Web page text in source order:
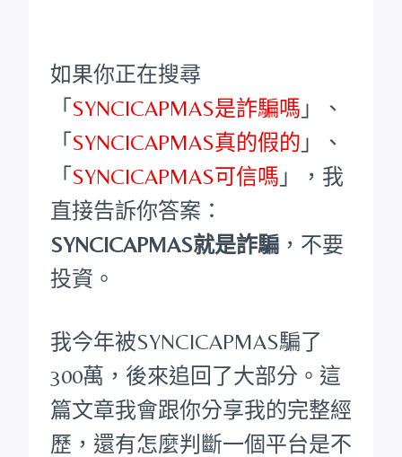
如果你正在搜尋
「 SYNCICAPMAS是詐騙嗎 」、
「 SYNCICAPMAS真的假的 」、
「 SYNCICAPMAS可信嗎 」，我
直接告訴你答案：
SYNCICAPMAS就是詐騙 ，不要
投資。
我今年被SYNCICAPMAS騙了
300萬，後來追回了大部分。這
篇文章我會跟你分享我的完整經
歷，還有怎麼判斷一個平台是不